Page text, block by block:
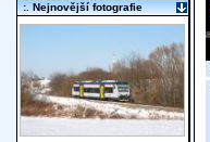
:. Nejnovější fotografie